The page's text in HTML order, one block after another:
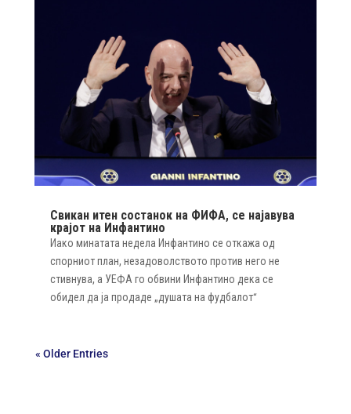
Свикан итен состанок на ФИФА, се најавува
крајот на Инфантино
Иако минатата недела Инфантино се откажа од
спорниот план, незадоволството против него не
стивнува, а УЕФА го обвини Инфантино дека се
обидел да ја продаде „душата на фудбалот“
« Older Entries